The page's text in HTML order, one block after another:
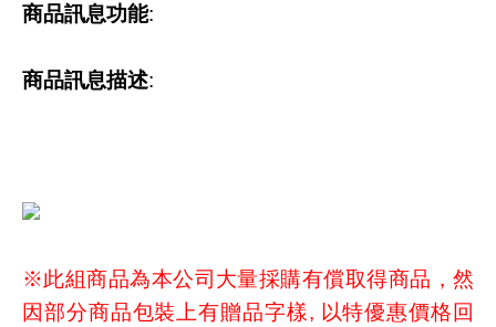
商品訊息功能:
商品訊息描述:
※此組商品為本公司大量採購有償取得商品，然
因部分商品包裝上有贈品字樣, 以特優惠價格回